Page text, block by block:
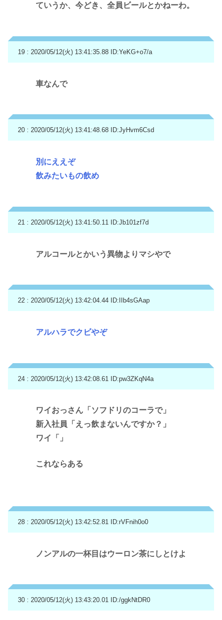
ていうか、今どき、全員ビールとかねーわ。
19 : 2020/05/12(火) 13:41:35.88 ID:YeKG+o7/a
車なんで
20 : 2020/05/12(火) 13:41:48.68 ID:JyHvm6Csd
別にええぞ
飲みたいもの飲め
21 : 2020/05/12(火) 13:41:50.11 ID:Jb101zf7d
アルコールとかいう異物よりマシやで
22 : 2020/05/12(火) 13:42:04.44 ID:IIb4sGAap
アルハラでクビやぞ
24 : 2020/05/12(火) 13:42:08.61 ID:pw3ZKqN4a
ワイおっさん「ソフドリのコーラで」
新入社員「えっ飲まないんですか？」
ワイ「」
これならある
28 : 2020/05/12(火) 13:42:52.81 ID:rVFnih0o0
ノンアルの一杯目はウーロン茶にしとけよ
30 : 2020/05/12(火) 13:43:20.01 ID:/ggkNtDR0